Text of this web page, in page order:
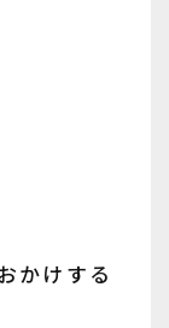
かけする